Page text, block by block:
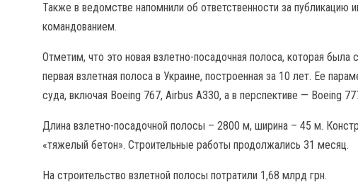
Также в ведомстве напомнили об ответственности за публикацию
командованием.
Отметим, что это новая взлетно-посадочная полоса, которая
первая взлетная полоса в Украине, построенная за 10 лет. Ее
суда, включая Boeing 767, Airbus A330, а в перспективе — Boeing
Длина взлетно-посадочной полосы – 2800 м, ширина – 45 м.
«тяжелый бетон». Строительные работы продолжались 31 месяц.
На строительство взлетной полосы потратили 1,68 млрд грн.